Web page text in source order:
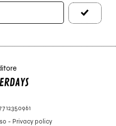
- Privacy policy